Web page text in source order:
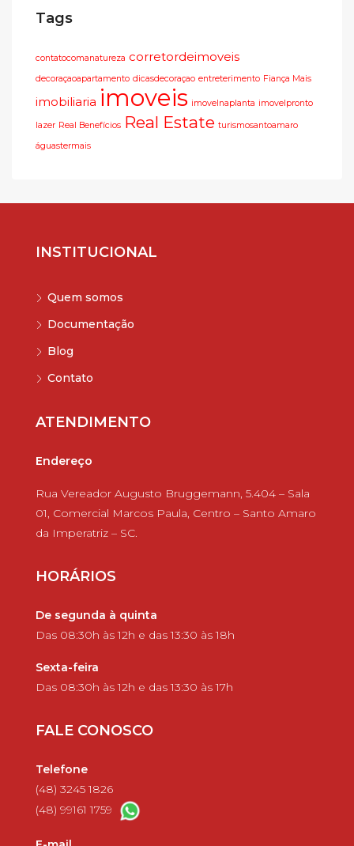
Tags
contatocomanatureza corretordeimoveis
decoraçaoapartamento dicasdecoraçao entreterimento Fiança Mais
imobiliaria imoveis imovelnaplanta imovelpronto
lazer Real Benefícios Real Estate turismosantoamaro
águastermais
INSTITUCIONAL
Quem somos
Documentação
Blog
Contato
ATENDIMENTO
Endereço
Rua Vereador Augusto Bruggemann, 5.404 – Sala
01, Comercial Marcos Paula, Centro – Santo Amaro
da Imperatriz – SC.
HORÁRIOS
De segunda à quinta
Das 08:30h às 12h e das 13:30 às 18h
Sexta-feira
Das 08:30h às 12h e das 13:30 às 17h
FALE CONOSCO
Telefone
(48) 3245 1826
(48) 99161 1759